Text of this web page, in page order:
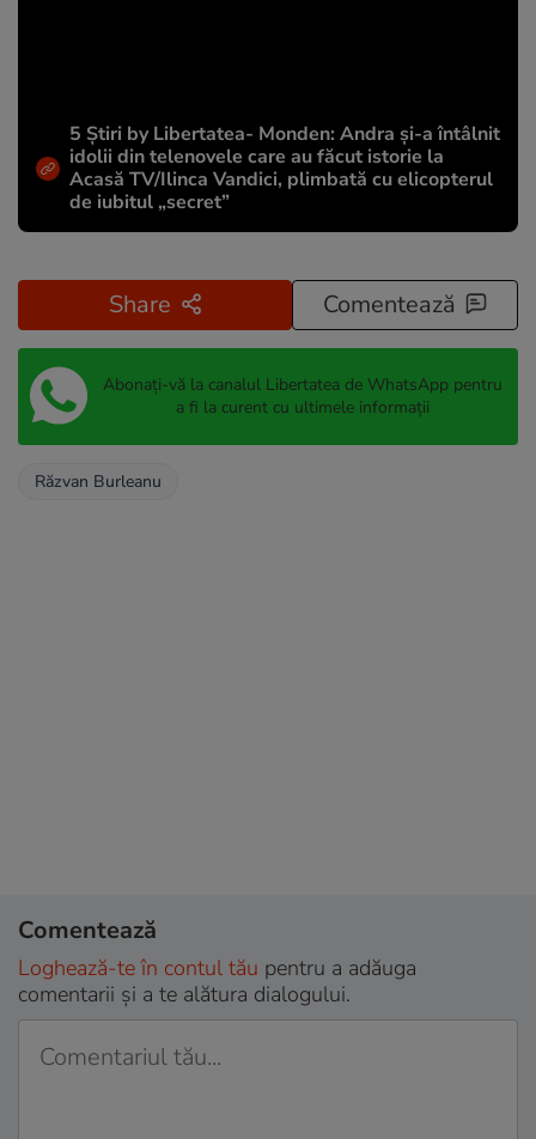
5 Știri by Libertatea- Monden: Andra și-a întâlnit
idolii din telenovele care au făcut istorie la
Acasă TV/Ilinca Vandici, plimbată cu elicopterul
de iubitul „secret”
Share Comentează
Abonați-vă la canalul Libertatea de WhatsApp pentru
a fi la curent cu ultimele informații
Răzvan Burleanu
Comentează
Loghează-te în contul tău pentru a adăuga
comentarii și a te alătura dialogului.